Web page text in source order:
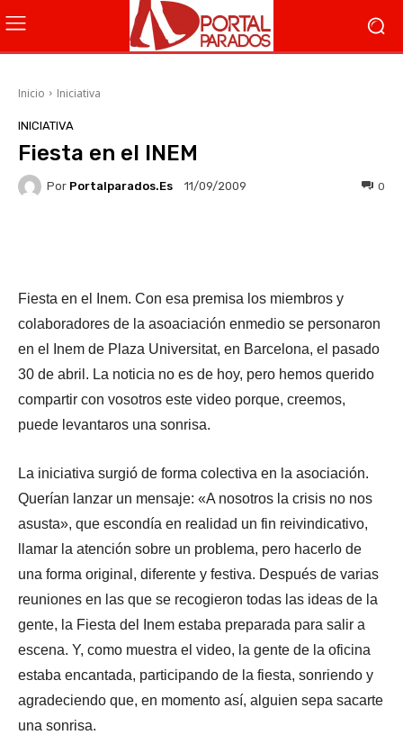
Inicio Iniciativa
INICIATIVA
Fiesta en el INEM
Por Portalparados.es 11/09/2009 0
Fiesta en el Inem. Con esa premisa los miembros y
colaboradores de la asoaciación enmedio se personaron
en el Inem de Plaza Universitat, en Barcelona, el pasado
30 de abril. La noticia no es de hoy, pero hemos querido
compartir con vosotros este video porque, creemos,
puede levantaros una sonrisa.
La iniciativa surgió de forma colectiva en la asociación.
Querían lanzar un mensaje: «A nosotros la crisis no nos
asusta», que escondía en realidad un fin reivindicativo,
llamar la atención sobre un problema, pero hacerlo de
una forma original, diferente y festiva. Después de varias
reuniones en las que se recogieron todas las ideas de la
gente, la Fiesta del Inem estaba preparada para salir a
escena. Y, como muestra el video, la gente de la oficina
estaba encantada, participando de la fiesta, sonriendo y
agradeciendo que, en momento así, alguien sepa sacarte
una sonrisa.